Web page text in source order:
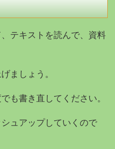
テキストを読んで、資料
ましょう。
も書き直してください。
ュアップしていくので